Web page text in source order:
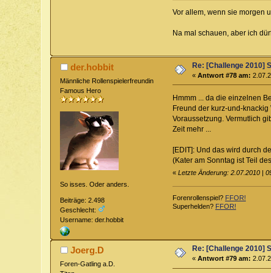
Vor allem, wenn sie morgen
Na mal schauen, aber ich
der.hobbit
Männliche Rollenspielerfreundin
Famous Hero
So isses. Oder anders.
Beiträge: 2.498
Geschlecht:
Username: der.hobbit
Re: [Challenge 2010]
«Antwort #78 am:
Hmmm ... da die einzelnen
Freund der kurz-und-
Voraussetzung. Vermutlich
Zeit mehr ...
[EDIT]: Und das wird durch
(Kater am Sonntag ist Teil
« Letzte Änderung: 2.07.2010 |
Forenrollenspiel? FFOR!
Superhelden? FFOR!
Joerg.D
Foren-Gatling a.D.
Re: [Challenge 2010]
«Antwort #79 am: